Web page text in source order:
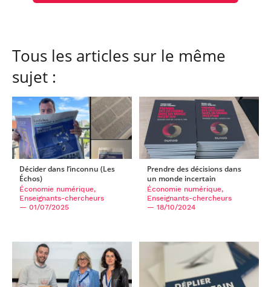
Tous les articles sur le même
sujet :
Décider dans l’inconnu (Les
Échos)
Économie numérique,
Enseignants-chercheurs
— 01/07/2025
Prendre des décisions dans
un monde incertain
Économie numérique,
Enseignants-chercheurs
— 18/10/2024